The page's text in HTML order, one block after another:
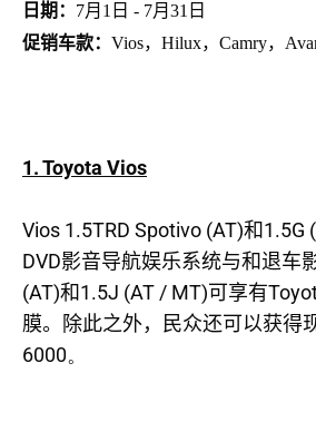
日期： 7月1日 - 7月31日
促销车款： Vios，Hilux，Camry，
1. Toyota Vios
Vios 1.5TRD Spotivo (AT)和 1.5G
DVD影音导航娱乐系统与和退车
(AT)和 1.5J (AT / MT)可享有
膜。
除此之外，民众还可以获得
6000。